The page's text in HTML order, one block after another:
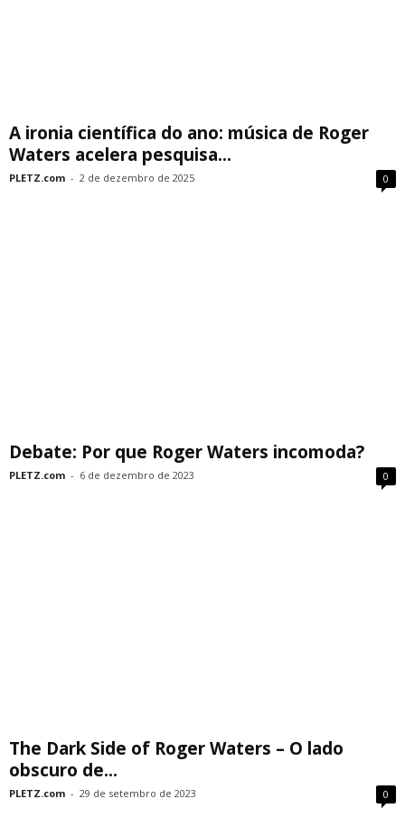
A ironia científica do ano: música de Roger
Waters acelera pesquisa...
PLETZ.com - 2 de dezembro de 2025 0
Debate: Por que Roger Waters incomoda?
PLETZ.com - 6 de dezembro de 2023 0
The Dark Side of Roger Waters – O lado
obscuro de...
PLETZ.com - 29 de setembro de 2023 0